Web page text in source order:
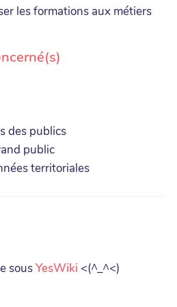
les formations aux métiers
des publics
public
territoriales
sousYesWiki <(^_^<)